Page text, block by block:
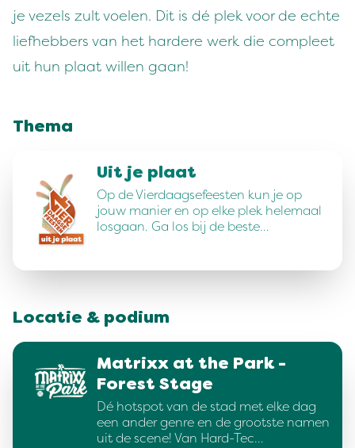
je vezels zult voelen. Dit is dé plek voor de echte
liefhebbers van het hardere werk die compleet
uit hun plaat willen gaan!
Thema
Uit je plaat
Op de Vierdaagsefeesten kun je op
jouw manier en op elke plek helemaal
losgaan. Ga los bij de beste…
Locatie & podium
Matrixx at the Park -
Forest Stage
Dé hotspot van de stad met elke dag
een ander genre en de grootste namen
uit de scene! Van Hard-Tec…